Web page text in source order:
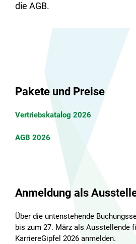
die AGB.
Pakete und Preise
Vertriebskatalog 2026
AGB 2026
Anmeldung als
Über die untenstehende
bis zum 27. März als Ausstellende
KarriereGipfel 2026 anmelden.